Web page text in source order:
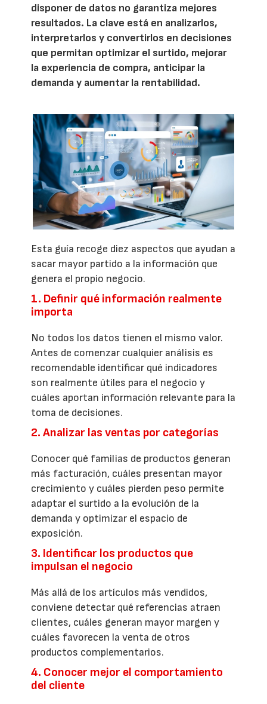
disponer de datos no garantiza mejores
resultados. La clave está en analizarlos,
interpretarlos y convertirlos en decisiones
que permitan optimizar el surtido, mejorar
la experiencia de compra, anticipar la
demanda y aumentar la rentabilidad.
Esta guía recoge diez aspectos que ayudan a
sacar mayor partido a la información que
genera el propio negocio.
1. Definir qué información realmente
importa
No todos los datos tienen el mismo valor.
Antes de comenzar cualquier análisis es
recomendable identificar qué indicadores
son realmente útiles para el negocio y
cuáles aportan información relevante para la
toma de decisiones.
2. Analizar las ventas por categorías
Conocer qué familias de productos generan
más facturación, cuáles presentan mayor
crecimiento y cuáles pierden peso permite
adaptar el surtido a la evolución de la
demanda y optimizar el espacio de
exposición.
3. Identificar los productos que
impulsan el negocio
Más allá de los artículos más vendidos,
conviene detectar qué referencias atraen
clientes, cuáles generan mayor margen y
cuáles favorecen la venta de otros
productos complementarios.
4. Conocer mejor el comportamiento
del cliente